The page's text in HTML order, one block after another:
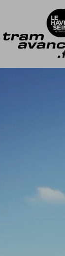
AU CONTENU